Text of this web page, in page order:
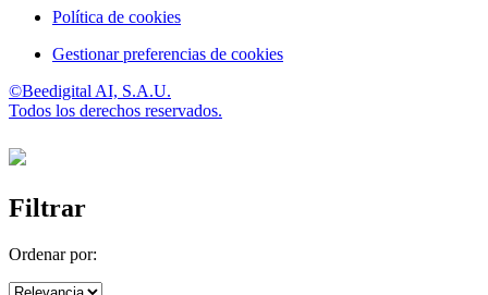
Política de cookies
Gestionar preferencias de cookies
©Beedigital AI, S.A.U.
Todos los derechos reservados.
Filtrar
Ordenar por: